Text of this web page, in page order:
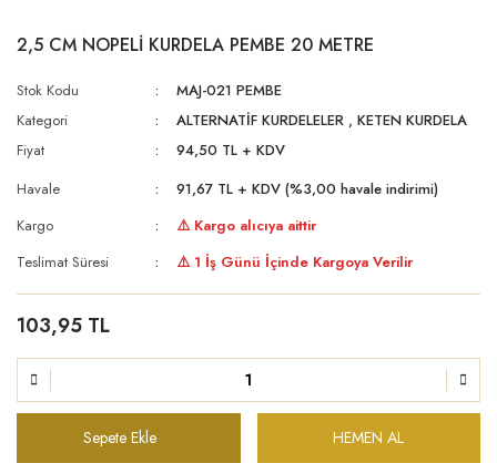
2,5 CM NOPELİ KURDELA PEMBE 20 METRE
Stok Kodu
MAJ-021 PEMBE
Kategori
ALTERNATİF KURDELELER ,KETEN KURDELA
Fiyat
94,50 TL + KDV
Havale
91,67 TL + KDV (%3,00 havale indirimi)
Kargo
⚠️ Kargo alıcıya aittir
Teslimat Süresi
⚠️ 1 İş Günü İçinde Kargoya Verilir
103,95 TL
Sepete Ekle HEMEN AL